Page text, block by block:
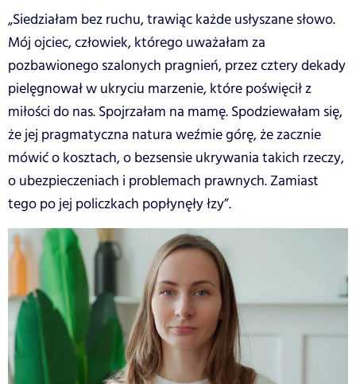
„Siedziałam bez ruchu, trawiąc każde usłyszane słowo.
Mój ojciec, człowiek, którego uważałam za
pozbawionego szalonych pragnień, przez cztery dekady
pielęgnował w ukryciu marzenie, które poświęcił z
miłości do nas. Spojrzałam na mamę. Spodziewałam się,
że jej pragmatyczna natura weźmie górę, że zacznie
mówić o kosztach, o bezsensie ukrywania takich rzeczy,
o ubezpieczeniach i problemach prawnych. Zamiast
tego po jej policzkach popłynęły łzy”.